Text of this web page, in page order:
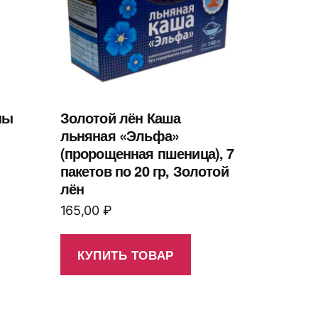
Золотой лён Каша
льняная «Эльфа»
(пророщенная пшеница), 7
пакетов по 20 гр, Золотой
лён
165,00 ₽
КУПИТЬ ТОВАР